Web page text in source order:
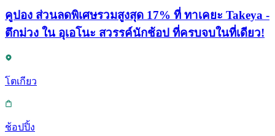
คูปอง ส่วนลดพิเศษรวมสูงสุด 17% ที่ ทาเคยะ Takeya -
ตึกม่วง ใน อุเอโนะ สวรรค์นักช้อป ที่ครบจบในที่เดียว!
โตเกียว
ช้อปปิ้ง